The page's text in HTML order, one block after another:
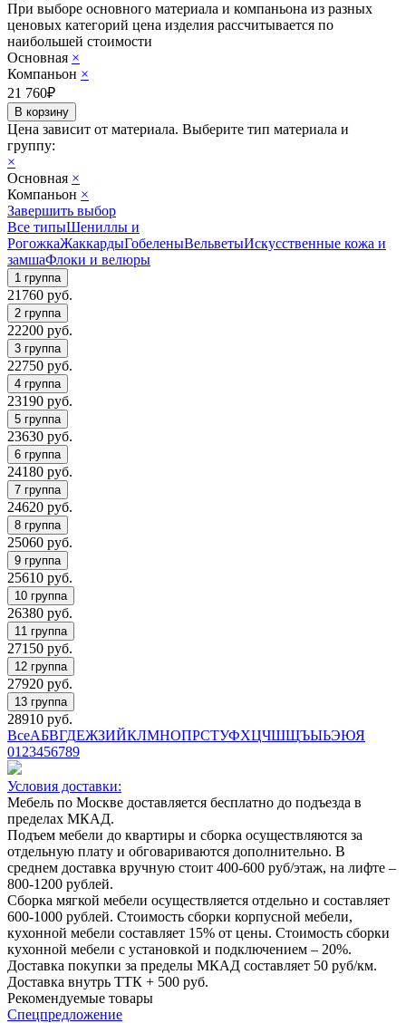
При выборе основного материала и компаньона из разных
ценовых категорий цена изделия рассчитывается по
наибольшей стоимости
Основная ×
Компаньон ×
21 760₽
Цена зависит от материала. Выберите тип материала и
группу:
×
Основная ×
Компаньон ×
Завершить выбор
Все типыШениллы и
РогожкаЖаккардыГобеленыВельветыИскусственные кожа и
замшаФлоки и велюры
21760 руб.
22200 руб.
22750 руб.
23190 руб.
23630 руб.
24180 руб.
24620 руб.
25060 руб.
25610 руб.
26380 руб.
27150 руб.
27920 руб.
28910 руб.
ВсеАБВГДЕЖЗИЙКЛМНОПРСТУФХЦЧШЩЪЫЬЭЮЯ
01 23456789
Условия доставки:
Мебель по Москве доставляется бесплатно до подъезда в
пределах МКАД.
Подъем мебели до квартиры и сборка осуществляются за
отдельную плату и обговариваются дополнительно. В
среднем доставка вручную стоит 400-600 руб/этаж, на лифте –
800-1200 рублей.
Сборка мягкой мебели осуществляется отдельно и составляет
600-1000 рублей. Стоимость сборки корпусной мебели,
кухонной мебели составляет 15% от цены. Стоимость сборки
кухонной мебели с установкой и подключением – 20%.
Доставка покупки за пределы МКАД составляет 50 руб/км.
Доставка внутрь ТТК + 500 руб.
Рекомендуемые товары
Спецпредложение